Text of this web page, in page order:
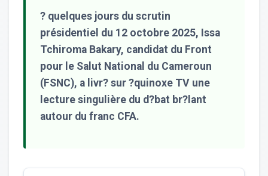
? quelques jours du scrutin
présidentiel du 12 octobre 2025, Issa
Tchiroma Bakary, candidat du Front
pour le Salut National du Cameroun
(FSNC), a livr? sur ?quinoxe TV une
lecture singulière du d?bat br?lant
autour du franc CFA.